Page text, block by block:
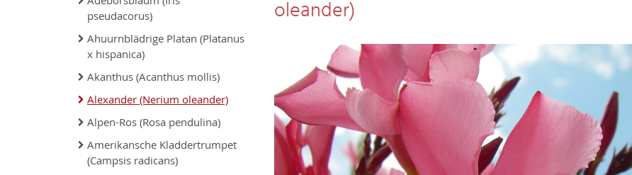
pseudacorus)
Ahuurnblädrige Platan (Platanus
x hispanica)
Akanthus (Acanthus mollis)
Alexander (Nerium oleander)
Alpen-Ros (Rosa pendulina)
Amerikansche Kladdertrumpet
(Campsis radicans)
oleander)